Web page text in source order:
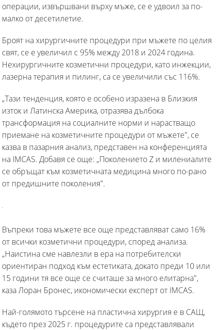
операции, извършвани върху мъже, се е удвоил за по-
малко от десетилетие.
Броят на хирургичните процедури при мъжете по целия
свят, се е увеличил с 95% между 2018 и 2024 година.
Нехирургичните козметични процедури, като инжекции,
лазерна терапия и пилинг, са се увеличили със 116%.
„Тази тенденция, която е особено изразена в Близкия
изток и Латинска Америка, отразява дълбока
трансформация на социалните норми и нарастващо
приемане на козметичните процедури от мъжете", се
казва в пазарния анализ, представен на конференцията
на IMCAS. Добавя се още: „Поколението Z и милениалите
се обръщат към козметичната медицина много по-рано
от предишните поколения".
Въпреки това мъжете все още представляват само 16%
от всички козметични процедури, според анализа.
„Наистина сме навлезли в ера на потребителски
ориентиран подход към естетиката, докато преди 10 или
15 години тя все още се считаше за много елитарна",
каза Лоран Бронес, икономически експерт от IMCAS.
Най-голямото търсене на пластична хирургия е в САЩ,
където през 2025 г. процедурите са представлявали